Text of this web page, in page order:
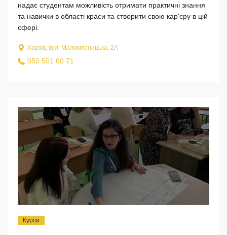
надає студентам можливість отримати практичні знання
та навички в області краси та створити свою кар'єру в цій
сфері.
Харків, вул. Маломясницька, 2А
050 501 60 71
Курси